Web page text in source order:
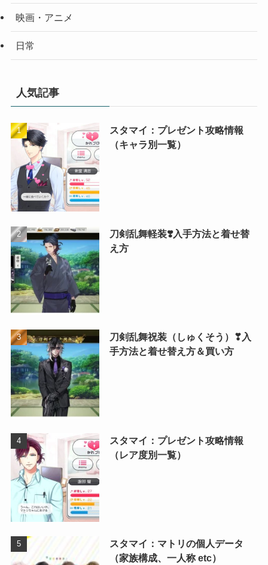
映画・アニメ
日常
人気記事
スタマイ：プレゼント攻略情報
（キャラ別一覧）
刀剣乱舞軽装❣️入手方法と着せ替
え方
刀剣乱舞祝装（しゅくそう）❣入
手方法と着せ替え方＆買い方
スタマイ：プレゼント攻略情報
（レア度別一覧）
スタマイ：マトリの個人データ
（家族構成、一人称 etc）